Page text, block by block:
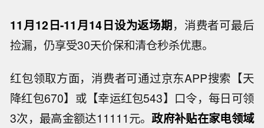
11月12日-11月14日设为返场期，消费者可最后
捡漏，仍享受30天价保和清仓秒杀优惠。
红包领取方面，消费者可通过京东APP搜索【天
降红包670】或【幸运红包543】口令，每日可领
3次，最高金额达11111元。政府补贴在家电领域